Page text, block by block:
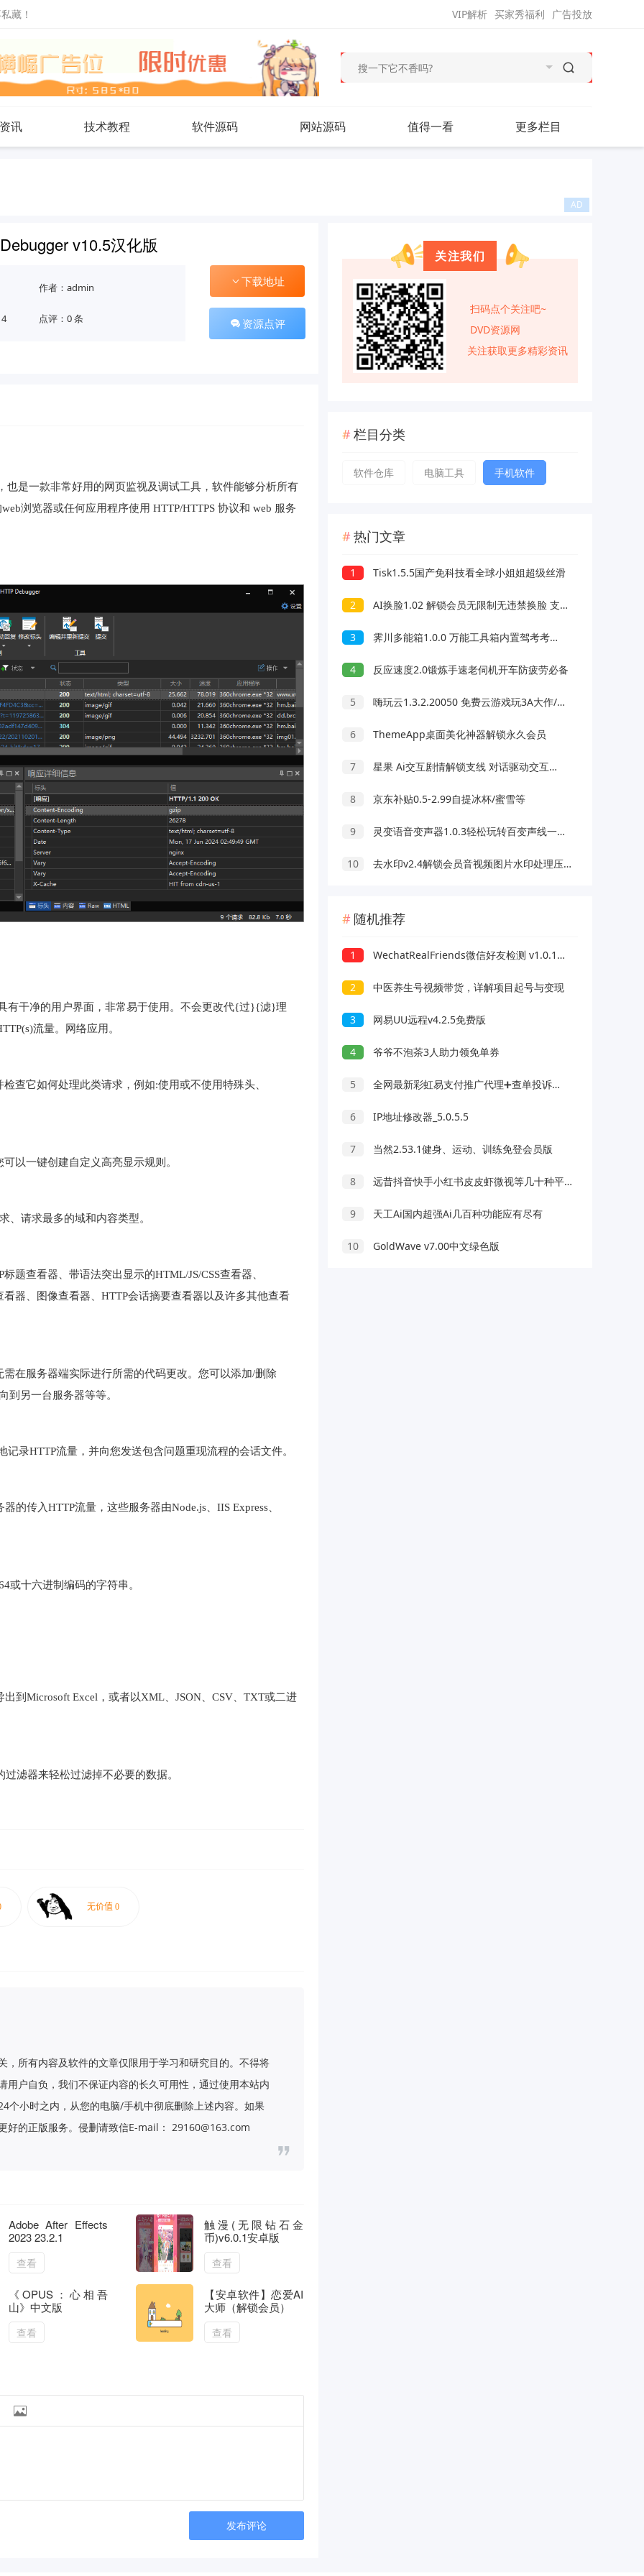
藏！ 广告投放
买家秀福利
VIP解析
讯 技术教程 软件源码 网站源码 值得一看 更多栏目
v10.5汉化版
作者：admin
点评：0 条
下载地址
资源点评
也是一款非常好用的网页监视及调试工具，软件能够分析所有
浏览器或任何应用程序使用 HTTP/HTTPS 协议和 web 服务
有干净的用户界面，非常易于使用。不会更改代{过}{滤}理
流量。网络应用。
查它如何处理此类请求，例如:使用或不使用特殊头、
以一键创建自定义高亮显示规则。
、请求最多的域和内容类型。
题查看器、带语法突出显示的HTML/JS/CSS查看器、
看器、图像查看器、HTTP会话摘要查看器以及许多其他查看
在服务器端实际进行所需的代码更改。您可以添加/删除
到另一台服务器等等。
录HTTP流量，并向您发送包含问题重现流程的会话文件。
的传入HTTP流量，这些服务器由Node.js、IIS Express、
或十六进制编码的字符串。
出到Microsoft Excel，或者以XML、JSON、CSV、TXT或二进
滤器来轻松过滤掉不必要的数据。
，所有内容及软件的文章仅限用于学习和研究目的。不得将
户自负，我们不保证内容的长久可用性，通过使用本站内
个小时之内，从您的电脑/手机中彻底删除上述内容。如果
好的正版服务。侵删请致信E-mail： 29160@163.com
Adobe After Effects
2023 23.2.1
查看
触漫(无限钻石金
币)v6.0.1安卓版
查看
《OPUS：心相吾
山》中文版
查看
【安卓软件】恋爱AI
大师（解锁会员）
查看

发布评论
关注我们
扫码点个关注吧~
DVD资源网
关注获取更多精彩资讯
栏目分类
软件仓库 电脑工具 手机软件
热门文章
1 Tisk1.5.5国产免科技看全球小姐姐超级丝滑
2 AI换脸1.02 解锁会员无限制无违禁换脸 支持照片/视频
3 霁川多能箱1.0.0 万能工具箱内置驾考考题 去水印等功能
4 反应速度2.0锻炼手速老伺机开车防疲劳必备
5 嗨玩云1.3.2.20050 免费云游戏玩3A大作/热门游戏 无延迟免下载
6 ThemeApp桌面美化神器解锁永久会员
7 星果 Ai交互剧情解锁支线 对话驱动交互故事剧情
8 京东补贴0.5-2.99自提冰杯/蜜雪等
9 灵变语音变声器1.0.3轻松玩转百变声线一键变声
10 去水印v2.4解锁会员音视频图片水印处理压缩工具
随机推荐
1 WechatRealFriends微信好友检测 v1.0.1绿色版
2 中医养生号视频带货，详解项目起号与变现
3 网易UU远程v4.2.5免费版
4 爷爷不泡茶3人助力领免单券
5 全网最新彩虹易支付推广代理➕查单投诉功能
6 IP地址修改器_5.0.5.5
7 当然2.53.1健身、运动、训练免登会员版
8 远昔抖音快手小红书皮皮虾微视等几十种平台去水印PHP网站源码
9 天工Ai国内超强Ai几百种功能应有尽有
10 GoldWave v7.00中文绿色版